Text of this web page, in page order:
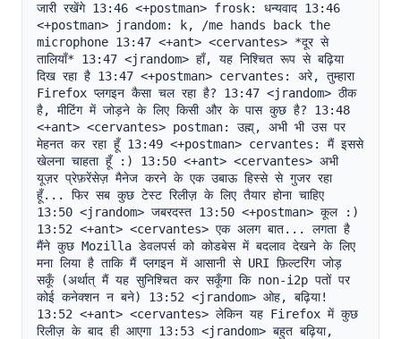
जारी रखेंगे 13:46 <+postman> frosk: धन्यवाद 13:46
<+postman> jrandom: k, /me hands back the
microphone 13:47 <+ant> <cervantes> *दूर से
तालियाँ* 13:47 <jrandom> हाँ, यह निश्चित रूप से बढ़िया
दिख रहा है 13:47 <+postman> cervantes: अरे, तुम्हारा
Firefox प्लगइन कैसा चल रहा है? 13:47 <jrandom> ठीक
है, मीटिंग में जोड़ने के लिए किसी और के पास कुछ है? 13:48
<+ant> <cervantes> postman: उह्म्, अभी भी उस पर
मेहनत कर रहा हूँ 13:49 <+postman> cervantes: मैं इससे
खेलना चाहता हूँ :) 13:50 <+ant> <cervantes> अभी
यूज़र प्रेफ़रेंसेज़ मैनेज करने के एक उबाऊ हिस्से से गुजर रहा
हूँ... फिर सब कुछ टेस्ट रिलीज़ के लिए तैयार होना चाहिए
13:50 <jrandom> जबरदस्त 13:50 <+postman> कूल :)
13:52 <+ant> <cervantes> एक अलग बात... लगता है
मैंने कुछ Mozilla डेवलपर्स को कोडबेस में बदलाव देखने के लिए
मना लिया है ताकि मैं प्लगइन में आसानी से URI फ़िल्टरिंग जोड़
सकूँ (अर्थात् मैं यह सुनिश्चित कर सकूँगा कि non-i2p पतों पर
कोई कनेक्शन न बने) 13:52 <jrandom> ओह, बढ़िया!
13:52 <+ant> <cervantes> लेकिन यह Firefox में कुछ
रिलीज़ के बाद ही आएगा 13:53 <jrandom> बहुत बढ़िया,